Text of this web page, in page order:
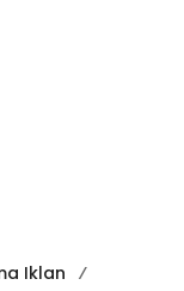
Iklan